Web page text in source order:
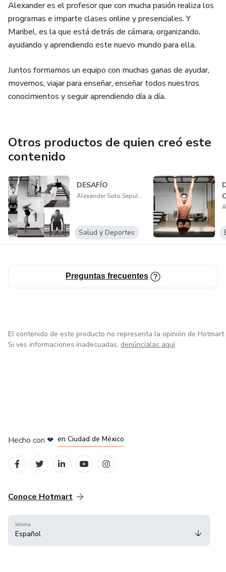
Alexander es el profesor que con mucha pasión realiza los
programas e imparte clases online y presenciales. Y
Maribel, es la que está detrás de cámara, organizando,
ayudando y aprendiendo este nuevo mundo para ella.
Juntos formamos un equipo con muchas ganas de ayudar,
movernos, viajar para enseñar, enseñar todos nuestros
conocimientos y seguir aprendiendo día a día.
Otros productos de quien creó este
contenido
DESAFÍO
Alexander Soto Sepulveda
Salud y Deportes
Preguntas frecuentes
El contenido de este producto no representa la opinión de Hotmart.
Si ves informaciones inadecuadas, denúncialas aquí
Hecho con ❤ en Ciudad de México
Conoce Hotmart
Idioma
Español